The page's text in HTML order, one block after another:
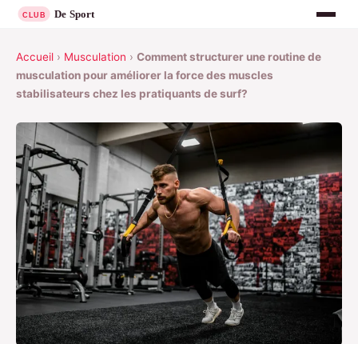
Accueil › Musculation › Comment structurer une routine de
musculation pour améliorer la force des muscles
stabilisateurs chez les pratiquants de surf?